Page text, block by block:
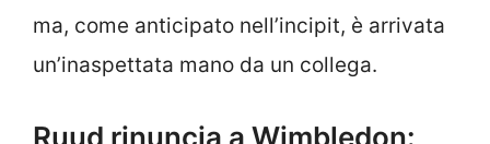
ma, come anticipato nell’incipit, è arrivata
un’inaspettata mano da un collega.